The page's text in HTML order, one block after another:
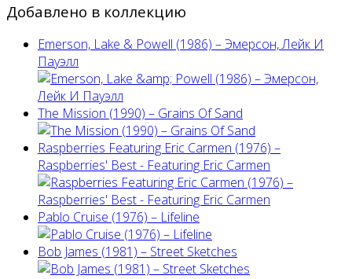
Добавлено в коллекцию
Emerson, Lake & Powell (1986) ‎– Эмерсон, Лейк И
Пауэлл
The Mission (1990) – Grains Of Sand
Raspberries Featuring Eric Carmen (1976) –
Raspberries' Best - Featuring Eric Carmen
Pablo Cruise (1976) – Lifeline
Bob James (1981) – Street Sketches